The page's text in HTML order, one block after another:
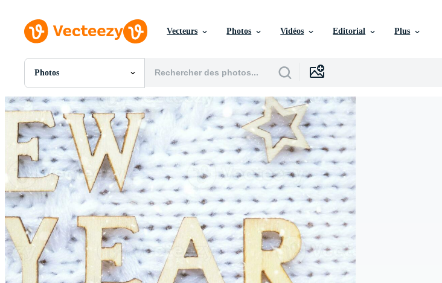
Vecteurs Photos Vidéos Editorial Plus
Photos
Toutes Images
Photos
PNGs
PSDs
SVGs
Modèles
Vecteurs
Vidéos
Motion graphics
Images Éditoriales
Événements Éditoriaux